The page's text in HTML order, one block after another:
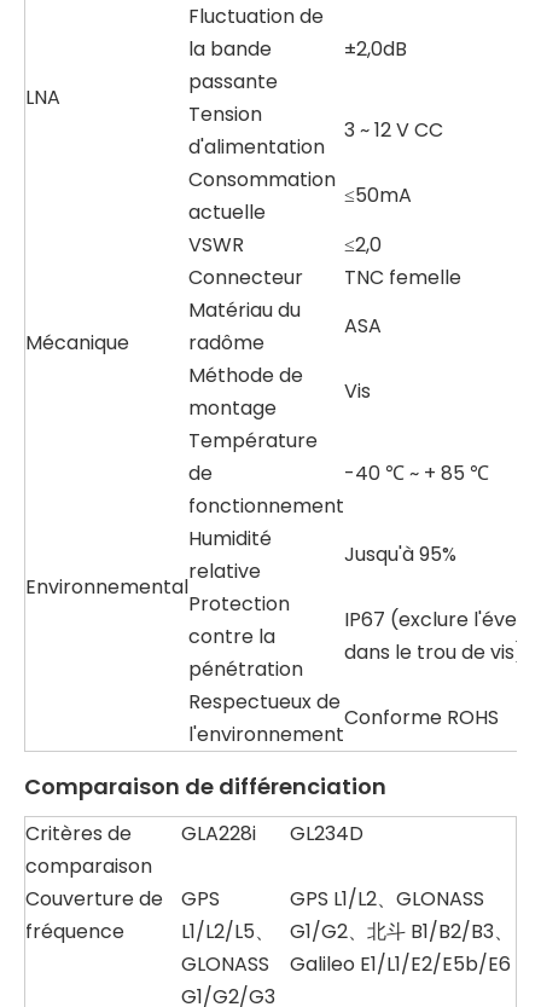
LNA
Fluctuation de
la bande
passante
±2,0dB
Tension
d'alimentation
3 ~ 12 V CC
Consommation
actuelle
≤50mA
VSWR
≤2,0
Mécanique
Connecteur
TNC femelle
Matériau du
radôme
ASA
Méthode de
montage
Vis
Environnemental
Température
de
fonctionnement
-40 ℃ ~ + 85 ℃
Humidité
relative
Jusqu'à 95%
Protection
contre la
pénétration
IP67 (exclure l'évent
dans le trou de vis)
Respectueux de
l'environnement
Conforme ROHS
Comparaison de différenciation
Critères de
comparaison
GLA228i GL234D
Couverture de
fréquence
GPS
L1/L2/L5、
GLONASS
G1/G2/G3
GPS L1/L2、GLONASS
G1/G2、北斗 B1/B2/B3、
Galileo E1/L1/E2/E5b/E6